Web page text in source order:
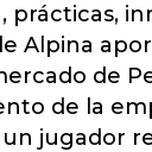
prácticas,
Alpina
de
de la
jugador